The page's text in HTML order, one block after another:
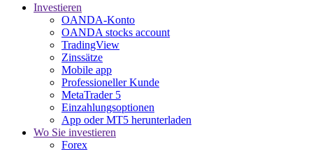
Investieren
OANDA-Konto
OANDA stocks account
TradingView
Zinssätze
Mobile app
Professioneller Kunde
MetaTrader 5
Einzahlungsoptionen
App oder MT5 herunterladen
Wo Sie investieren
Forex